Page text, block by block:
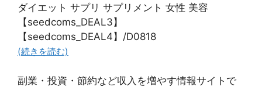
ダイエット サプリ サプリメント 女性 美容
【seedcoms_DEAL3】
【seedcoms_DEAL4】/D0818
(続きを読む)
副業・投資・節約など収入を増やす情報サイトで